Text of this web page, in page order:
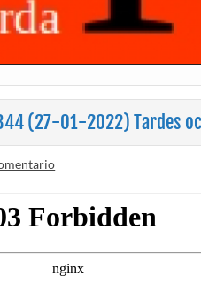
(27-01-2022) Tardes